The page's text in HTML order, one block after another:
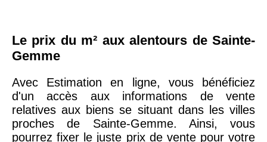
75018 -
arrondissement
75020 -Paris
20ème
9 623 € 11 141 €
Le prix du m² aux alentours de Sainte-
Gemme
Avec Estimation en ligne, vous bénéficiez
d'un accès aux informations de vente
relatives aux biens se situant dans les villes
proches de Sainte-Gemme. Ainsi, vous
pourrez fixer le juste prix de vente pour votre